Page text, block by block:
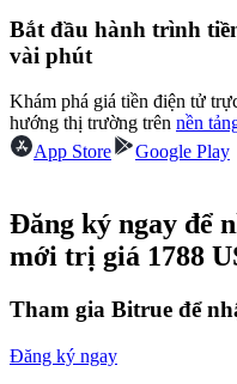
USDC Futures vĩnh cửu
Bắt đầu hành trình
vài phút
Khám phá giá tiền điện tử
hướng thị trường trên nền
App Store
Google Play
Đăng ký ngay để
mới trị giá 1788
Tham gia Bitrue để
Đăng ký ngay